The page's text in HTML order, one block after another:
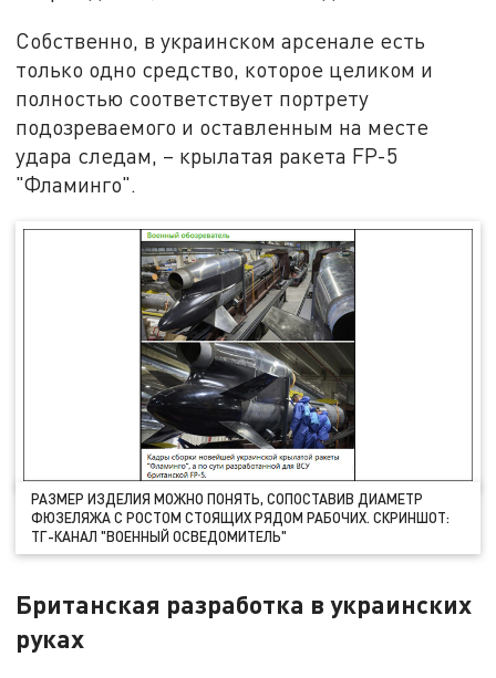
Собственно, в украинском арсенале есть
только одно средство, которое целиком и
полностью соответствует портрету
подозреваемого и оставленным на месте
удара следам, – крылатая ракета FP-5
"Фламинго".
РАЗМЕР ИЗДЕЛИЯ МОЖНО ПОНЯТЬ, СОПОСТАВИВ ДИАМЕТР
ФЮЗЕЛЯЖА С РОСТОМ СТОЯЩИХ РЯДОМ РАБОЧИХ. СКРИНШОТ:
ТГ-КАНАЛ "ВОЕННЫЙ ОСВЕДОМИТЕЛЬ"
Британская разработка в украинских
руках